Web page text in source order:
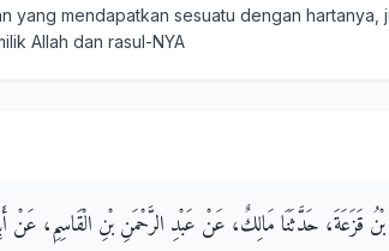
yang mendapatkan sesuatu dengan hartanya,
Allah dan rasul-NYA
قَزَعَةَ، حَدَّثَنَا مَالِكٌ، عَنْ عَبْدِ الرَّحْمَنِ بْنِ الْقَاسِمِ، عَنْ